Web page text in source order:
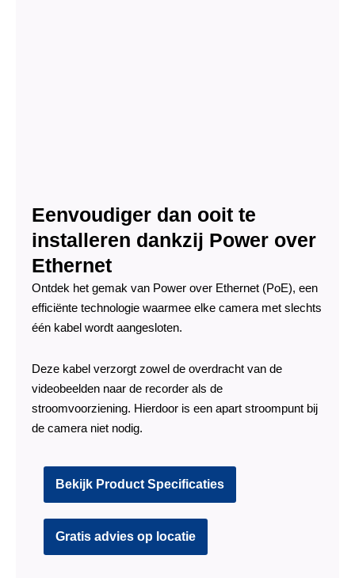
Eenvoudiger dan ooit te
installeren dankzij Power over
Ethernet
Ontdek het gemak van Power over Ethernet (PoE), een
efficiënte technologie waarmee elke camera met slechts
één kabel wordt aangesloten.
Deze kabel verzorgt zowel de overdracht van de
videobeelden naar de recorder als de
stroomvoorziening. Hierdoor is een apart stroompunt bij
de camera niet nodig.
Bekijk Product Specificaties
Gratis advies op locatie